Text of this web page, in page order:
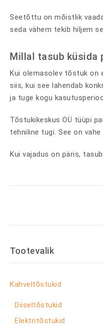
Seetõttu on mõistlik
seda vähem tekib hiljem
Millal tasub küsida
Kui olemasolev tõstuk on
siis, kui see lahendab
ja tuge kogu
Tõstukikeskus OÜ tüüpi
tehniline tugi. See on
Kui vajadus on päris,
Tootevalik
Kahveltõstukid
Diiseltõstukid
Elektritõstukid